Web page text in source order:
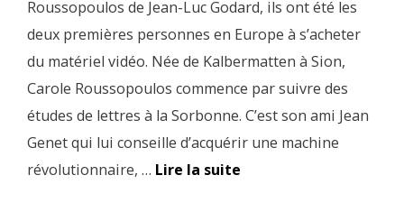
Roussopoulos de Jean-Luc Godard, ils ont été les
deux premières personnes en Europe à s’acheter
du matériel vidéo. Née de Kalbermatten à Sion,
Carole Roussopoulos commence par suivre des
études de lettres à la Sorbonne. C’est son ami Jean
Genet qui lui conseille d’acquérir une machine
révolutionnaire, … Lire la suite